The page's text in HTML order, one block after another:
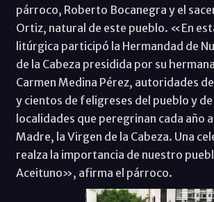
párroco, Roberto Bocanegra y el
Ortiz, natural de este pueblo. «En
litúrgica participó la Hermandad de
de la Cabeza presidida por su
Carmen Medina Pérez, autoridades
y cientos de feligreses del pueblo y
localidades que peregrinan cada año
Madre, la Virgen de la Cabeza. Una
realza la importancia de nuestro
Aceituno», afirma el párroco.